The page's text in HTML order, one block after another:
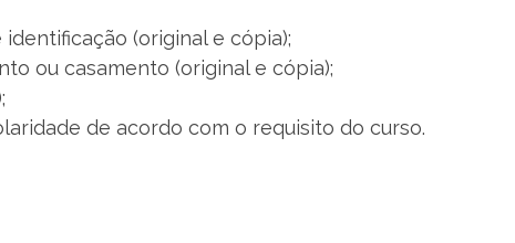
(original e cópia);
ou casamento (original e cópia);
de acordo com o requisito do curso.